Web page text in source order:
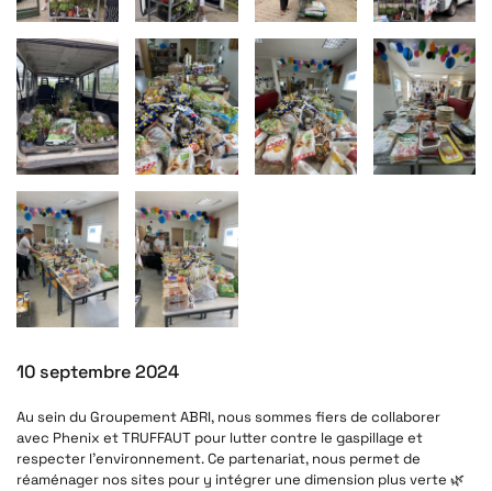
10 septembre 2024
Au sein du Groupement ABRI, nous sommes fiers de collaborer
avec Phenix et TRUFFAUT pour lutter contre le gaspillage et
respecter l’environnement. Ce partenariat, nous permet de
réaménager nos sites pour y intégrer une dimension plus verte 🌿